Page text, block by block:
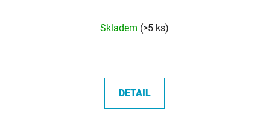
hodnocení
5,0
z
Skladem (>5 ks)
DETAIL